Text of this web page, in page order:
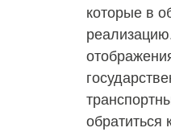
которые в
обратиться